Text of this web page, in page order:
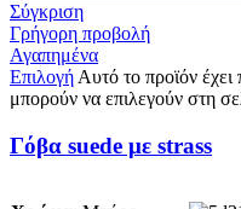
Σύγκριση
Γρήγορη προβολή
Αγαπημένα
Επιλογή Αυτό το προϊόν
μπορούν να επιλεγούν στη
Γόβα suede με strass